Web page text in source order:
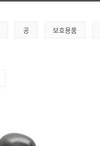
공 보호용품